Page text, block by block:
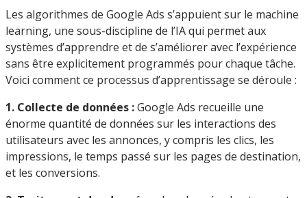
Les algorithmes de Google Ads s’appuient sur le machine
learning, une sous-discipline de l’IA qui permet aux
systèmes d’apprendre et de s’améliorer avec l’expérience
sans être explicitement programmés pour chaque tâche.
Voici comment ce processus d’apprentissage se déroule :
1. Collecte de données :Google Ads recueille une
énorme quantité de données sur les interactions des
utilisateurs avec les annonces, y compris les clics, les
impressions, le temps passé sur les pages de destination,
et les conversions.